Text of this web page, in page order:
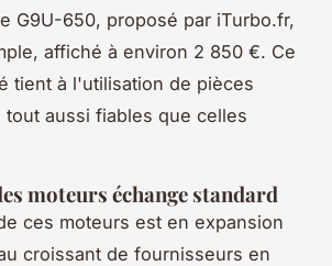
G9U-650, proposé par iTurbo.fr,
affiché à environ 2 850 €. Ce
tient à l'utilisation de pièces
aussi fiables que celles
moteurs échange standard
ces moteurs est en expansion
croissant de fournisseurs en